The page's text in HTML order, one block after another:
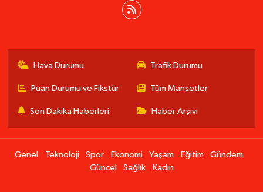
Hava Durumu Trafik Durumu
Puan Durumu ve Fikstür Tüm Manşetler
Son Dakika Haberleri Haber Arşivi
Genel Teknoloji Spor Ekonomi Yaşam Eğitim
Gündem
Güncel
Sağlık Kadın